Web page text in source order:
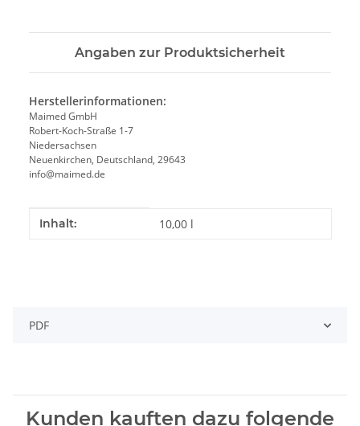
Angaben zur Produktsicherheit
Herstellerinformationen:
Maimed GmbH
Robert-Koch-Straße 1-7
Niedersachsen
Neuenkirchen, Deutschland, 29643
info@maimed.de
Produkteigenschaft
Wert
Inhalt: 10,00 l
PDF
Kunden kauften dazu folgende